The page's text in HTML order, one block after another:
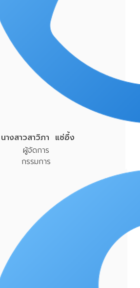
นางสาวสาวิภา แซ่อึ้ง
ผู้จัดการ
กรรมการ